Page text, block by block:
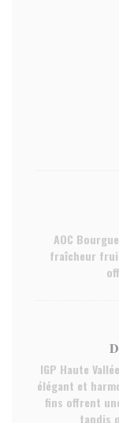
AOC
fraîcheur
IGP Haute
élégant et
fins offrent
tandis